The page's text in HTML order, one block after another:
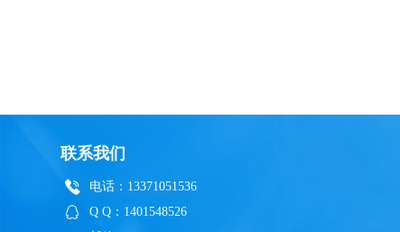
联系我们
电话：13371051536
Q Q：1401548526